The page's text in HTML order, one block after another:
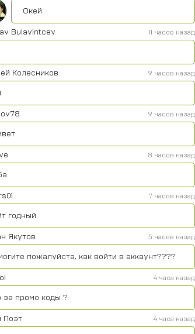
Окей
Bulavintcev 11 часов назад
Колесников 9 часов назад
9 часов назад
8 часов назад
7 часов назад
годный
Якутов 5 часов назад
пожалуйста, как войти в аккаунт????
4 часа назад
за промо коды ?
Поэт 4 часа назад